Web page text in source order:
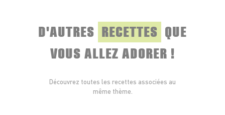
D'AUTRES RECETTES QUE
VOUS ALLEZ ADORER !
Découvrez toutes les recettes associées au
même thème.